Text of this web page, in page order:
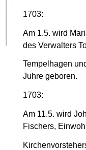
1703:
Am 1.5. wird
des Verwalters
Tempelhagen
Juhre geboren.
1703:
Am 11.5. wird
Fischers,